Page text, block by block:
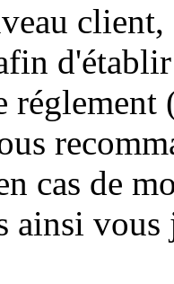
réglement
cas de
ainsi